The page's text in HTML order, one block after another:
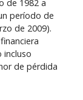
de 1982 a
período de
de 2009).
incluso
de pérdida